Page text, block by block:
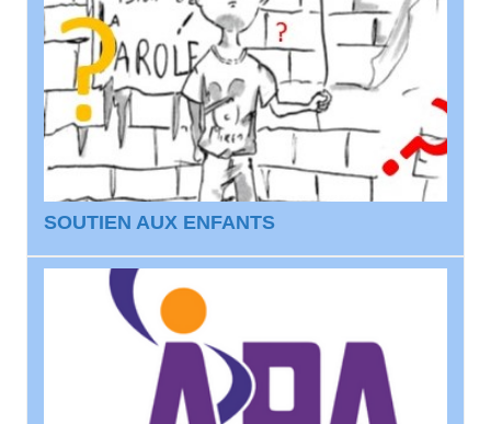
SOUTIEN AUX ENFANTS